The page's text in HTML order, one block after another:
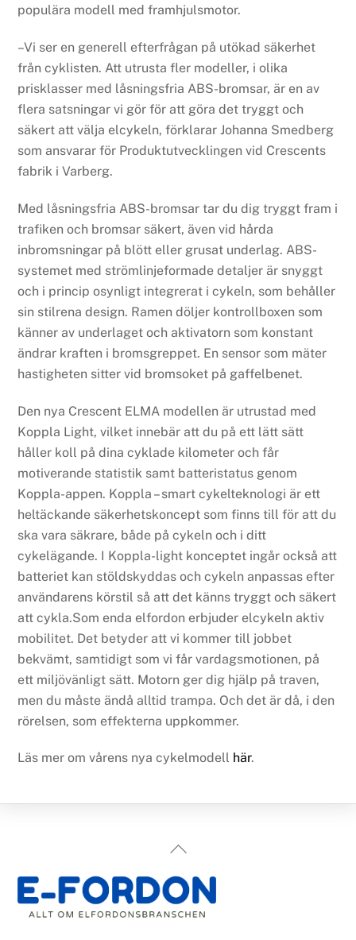
populära modell med framhjulsmotor.
–Vi ser en generell efterfrågan på utökad säkerhet
från cyklisten. Att utrusta fler modeller, i olika
prisklasser med låsningsfria ABS-bromsar, är en av
flera satsningar vi gör för att göra det tryggt och
säkert att välja elcykeln, förklarar Johanna Smedberg
som ansvarar för Produktutvecklingen vid Crescents
fabrik i Varberg.
Med låsningsfria ABS-bromsar tar du dig tryggt fram i
trafiken och bromsar säkert, även vid hårda
inbromsningar på blött eller grusat underlag. ABS-
systemet med strömlinjeformade detaljer är snyggt
och i princip osynligt integrerat i cykeln, som behåller
sin stilrena design. Ramen döljer kontrollboxen som
känner av underlaget och aktivatorn som konstant
ändrar kraften i bromsgreppet. En sensor som mäter
hastigheten sitter vid bromsoket på gaffelbenet.
Den nya Crescent ELMA modellen är utrustad med
Koppla Light, vilket innebär att du på ett lätt sätt
håller koll på dina cyklade kilometer och får
motiverande statistik samt batteristatus genom
Koppla-appen. Koppla – smart cykelteknologi är ett
heltäckande säkerhetskoncept som finns till för att du
ska vara säkrare, både på cykeln och i ditt
cykelägande. I Koppla-light konceptet ingår också att
batteriet kan stöldskyddas och cykeln anpassas efter
användarens körstil så att det känns tryggt och säkert
att cykla.Som enda elfordon erbjuder elcykeln aktiv
mobilitet. Det betyder att vi kommer till jobbet
bekvämt, samtidigt som vi får vardagsmotionen, på
ett miljövänligt sätt. Motorn ger dig hjälp på traven,
men du måste ändå alltid trampa. Och det är då, i den
rörelsen, som effekterna uppkommer.
Läs mer om vårens nya cykelmodell här.
Back
Top